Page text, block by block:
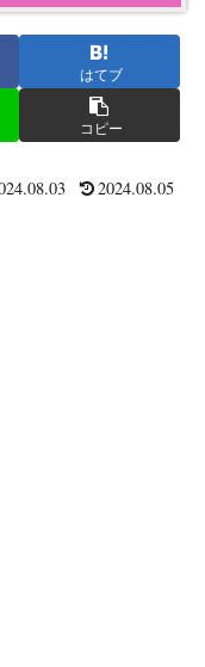
はてブ
コピー
2024.08.05